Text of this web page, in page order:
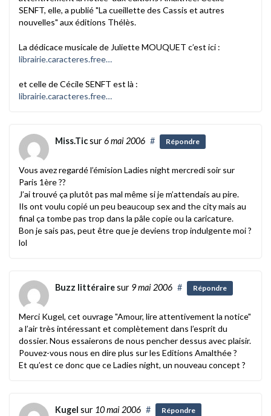
SENFT, elle, a publié "La cueillette des Cassis et autres
nouvelles" aux éditions Thélès.
La dédicace musicale de Juliette MOUQUET c’est ici :
librairie.caracteres.free…
et celle de Cécile SENFT est là :
librairie.caracteres.free…
Miss.Ticsur6 mai 2006 # Répondre
Vous avez regardé l’émision Ladies night mercredi soir sur
Paris 1ère ??
J’ai trouvé ça plutôt pas mal même si je m’attendais au pire.
Ils ont voulu copié un peu beaucoup sex and the city mais au
final ça tombe pas trop dans la pâle copie ou la caricature.
Bon je sais pas, peut être que je deviens trop indulgente moi ?
lol
Buzz littérairesur 9 mai 2006 # Répondre
Merci Kugel, cet ouvrage "Amour, lire attentivement la notice"
a l’air très intéressant et complètement dans l’esprit du
dossier. Nous essaierons de nous pencher dessus avec plaisir.
Pouvez-vous nous en dire plus sur les Editions Amalthée ?
Et qu’est ce donc que ce Ladies night, un nouveau concept ?
Kugel sur 10 mai 2006 # Répondre